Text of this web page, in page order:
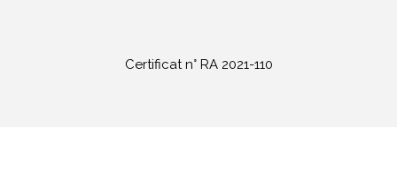
Certificat n° RA 2021-110